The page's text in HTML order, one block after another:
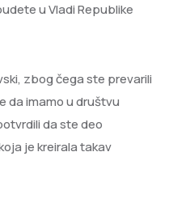
u Vladi Republike
zbog čega ste prevarili
da imamo u društvu
da ste deo
je kreirala takav